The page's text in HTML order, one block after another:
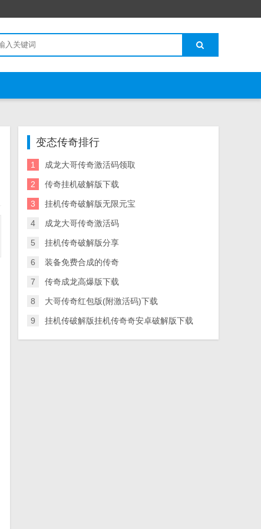
变态传奇排行
1 成龙大哥传奇激活码领取
2 传奇挂机破解版下载
3 挂机传奇破解版无限元宝
4 成龙大哥传奇激活码
5 挂机传奇破解版分享
6 装备免费合成的传奇
7 传奇成龙高爆版下载
8 大哥传奇红包版(附激活码)下载
9 挂机传破解版挂机传奇奇安卓破解版下载